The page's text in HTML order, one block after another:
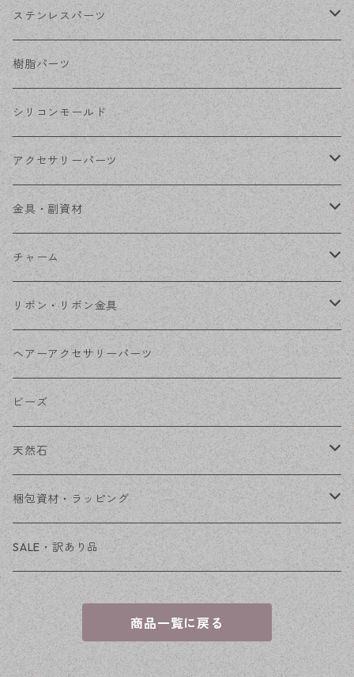
ホワイトシルバー
ステンレス・シルバー
ステンレス・ゴールド
フックピアス
その他ピアス
ネジばねイヤリング
クリップイヤリング
ノンホールピアス
ステンレスパーツ
ステンレスピアス
ステンレスイヤリング
ステンレスチェーン
ステンレス金具
樹脂パーツ
シリコンモールド
アクセサリーパーツ
デザイン丸カン
フレーム
コネクター
その他
金具・副資材
丸カン
ピン類
花座・ビーズキャップ
チェーン
その他
チャーム
金属
アクリル・プラ
ファーボール
リボン・リボン金具
リボン
リボン金具
ヘアーアクセサリーパーツ
ビーズ
天然石
穴あき
穴なし
梱包資材・ラッピング
発送ボックス
アクセサリー台紙
OPP袋
SALE・訳あり品
商品一覧に戻る